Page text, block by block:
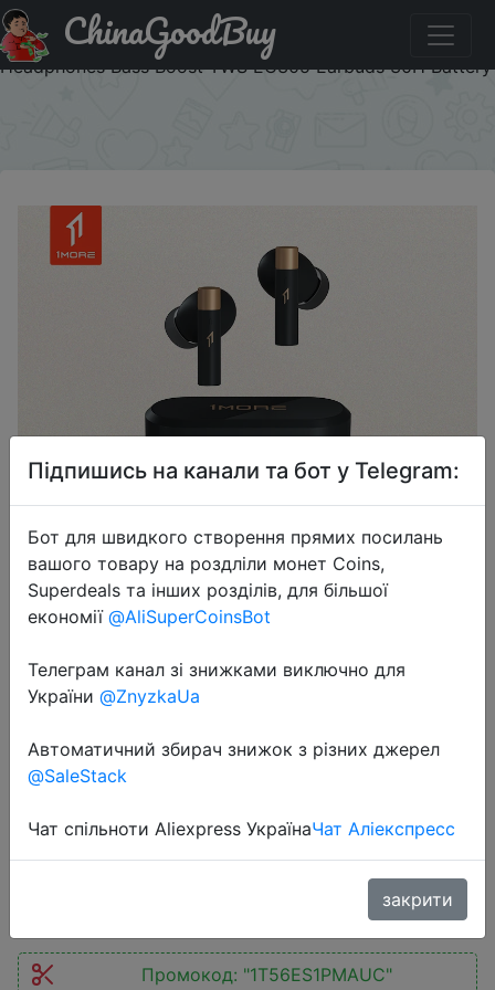
Купити по знижці 1T56ES1PMAUC New Product 1More
PistonBudsPRO Q30 EC305 ANC wireless Bluetooth5.3
Headphones Bass Boost TWS EC305 Earbuds 30H Battery
ChinaGoodBuy
New Product 1More PistonBudsPRO
Q30 EC305 ANC wireless
Bluetooth5.3 Headphones Bass
Boost TWS EC305 Earbuds 30H
Промокод: "1T56ES1PMAUC"
Підпишись на канали та бот у Telegram:
Бот для швидкого створення прямих посилань
вашого товару на роздліли монет Coins,
Superdeals та інших розділів, для більшої
економії @AliSuperCoinsBot
Телеграм канал зі знижками виключно для
України @ZnyzkaUa
Автоматичний збирач знижок з різних джерел
@SaleStack
Чат спільноти Aliexpress УкраїнаЧат Аліекспресс
закрити